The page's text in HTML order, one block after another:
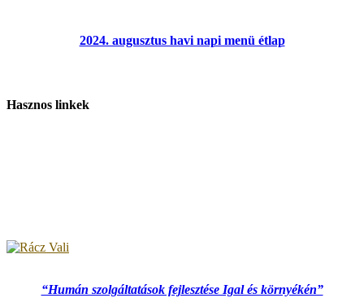
2024. augusztus havi napi menü étlap
Hasznos linkek
“Humán szolgáltatások fejlesztése Igal és környékén”